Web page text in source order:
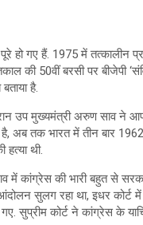
गए हैं. 1975 में तत्कालीन
की 50वीं बरसी पर बीजेपी
है.
उप मुख्यमंत्री अरुण साव
अब तक भारत में तीन बार
हत्या थी.
कांग्रेस की भारी बहुत से
सुलग रहा था, इधर कोर्ट में
सुप्रीम कोर्ट ने कांग्रेस के